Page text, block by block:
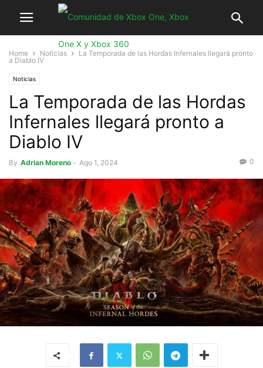
Home Noticias
La Temporada de las Hordas Infernales llegará pronto
a Diablo IV
Noticias
La Temporada de las Hordas
Infernales llegará pronto a
Diablo IV
By Adrian Moreno - Ago 1, 2024 0